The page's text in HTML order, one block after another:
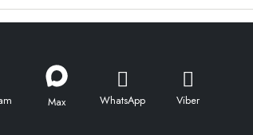
Max WhatsApp Viber